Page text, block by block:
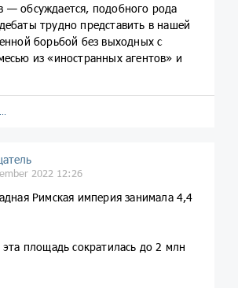
— обсуждается, подобного рода
трудно представить в нашей
борьбой без выходных с
из «иностранных агентов» и
2022 12:26
Римская империя занимала 4,4
эта площадь сократилась до 2 млн